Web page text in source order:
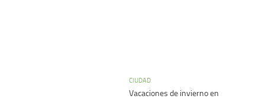
CIUDAD
Vacaciones de invierno en